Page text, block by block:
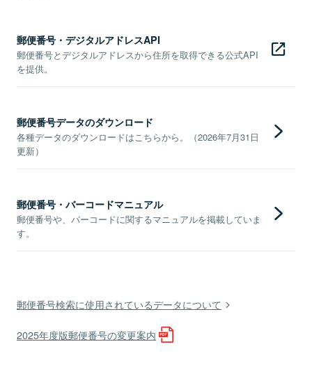
郵便番号・デジタルアドレスAPI
郵便番号とデジタルアドレスから住所を取得できる公式API
を提供。
郵便番号データのダウンロード
各種データのダウンロードはこちらから。（2026年7月31日
更新）
郵便番号・バーコードマニュアル
郵便番号や、バーコードに関するマニュアルを掲載していま
す。
郵便番号検索に使用されているデータについて
2025年度版郵便番号の変更案内